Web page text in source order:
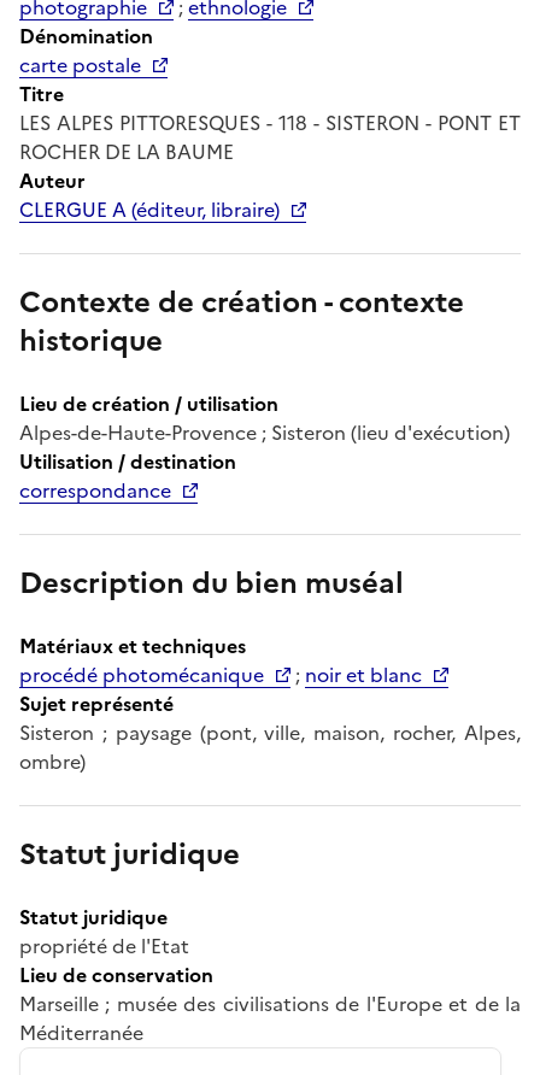
photographie
;ethnologie
Dénomination
carte postale
Titre
LES ALPES PITTORESQUES - 118 - SISTERON - PONT ET
ROCHER DE LA BAUME
Auteur
CLERGUE A (éditeur, libraire)
Contexte de création - contexte
historique
Lieu de création / utilisation
Alpes-de-Haute-Provence ; Sisteron (lieu d'exécution)
Utilisation / destination
correspondance
Description du bien muséal
Matériaux et techniques
procédé photomécanique
; noir et blanc
Sujet représenté
Sisteron ; paysage (pont, ville, maison, rocher, Alpes,
ombre)
Statut juridique
Statut juridique
propriété de l'Etat
Lieu de conservation
Marseille ; musée des civilisations de l'Europe et de la
Méditerranée